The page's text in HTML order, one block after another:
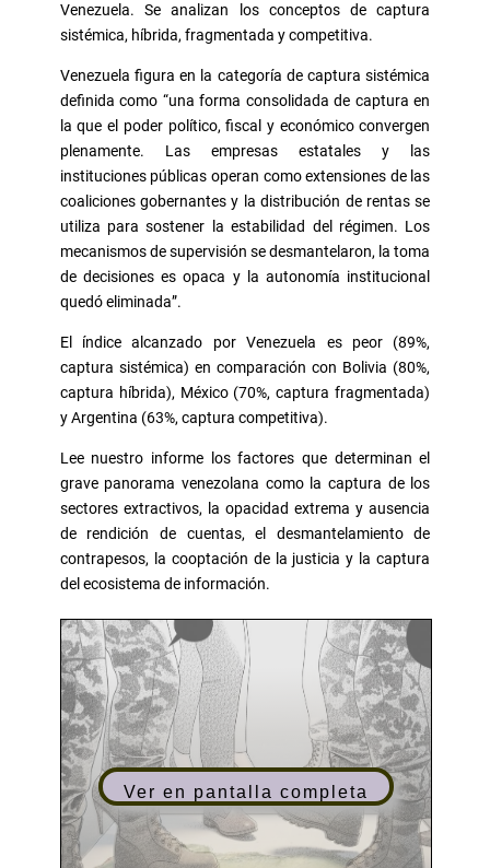
Venezuela. Se analizan los conceptos de captura
sistémica, híbrida, fragmentada y competitiva.
Venezuela figura en la categoría de captura sistémica
definida como “una forma consolidada de captura en
la que el poder político, fiscal y económico convergen
plenamente. Las empresas estatales y las
instituciones públicas operan como extensiones de las
coaliciones gobernantes y la distribución de rentas se
utiliza para sostener la estabilidad del régimen. Los
mecanismos de supervisión se desmantelaron, la toma
de decisiones es opaca y la autonomía institucional
quedó eliminada”.
El índice alcanzado por Venezuela es peor (89%,
captura sistémica) en comparación con Bolivia (80%,
captura híbrida), México (70%, captura fragmentada)
y Argentina (63%, captura competitiva).
Lee nuestro informe los factores que determinan el
grave panorama venezolana como la captura de los
sectores extractivos, la opacidad extrema y ausencia
de rendición de cuentas, el desmantelamiento de
contrapesos, la cooptación de la justicia y la captura
del ecosistema de información.
Ver en pantalla completa